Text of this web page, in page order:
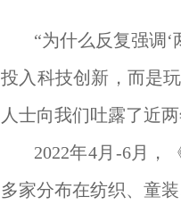
“为什么反复强调
投入科技创新，而是
人士向我们吐露了近
2022年4月-6月，
多家分布在纺织、童